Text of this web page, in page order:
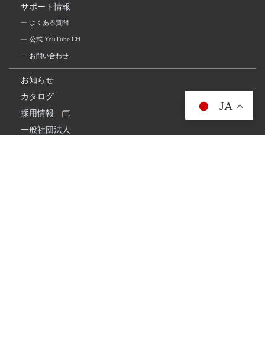
サポート情報
よくある質問
公式 YouTube CH
お問い合わせ
お知らせ
カタログ
採用情報
一般社団法人
JA